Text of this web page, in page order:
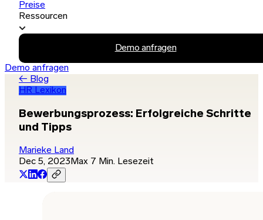
Preise
Ressourcen
Demo anfragen
Demo anfragen
← Blog
HR Lexikon
Bewerbungsprozess: Erfolgreiche Schritte
und Tipps
Marieke Land
Dec 5, 2023Max 7 Min. Lesezeit